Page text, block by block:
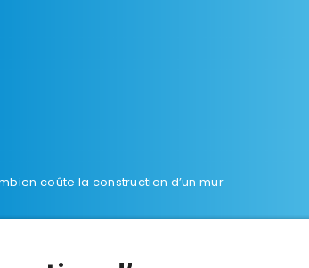
coûte la construction d’un mur